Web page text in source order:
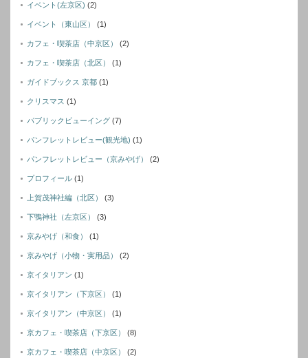
イベント(左京区) (2)
イベント（東山区） (1)
カフェ・喫茶店（中京区） (2)
カフェ・喫茶店（北区） (1)
ガイドブックス 京都 (1)
クリスマス (1)
パブリックビューイング (7)
パンフレットレビュー(観光地) (1)
パンフレットレビュー（京みやげ） (2)
プロフィール (1)
上賀茂神社編（北区） (3)
下鴨神社（左京区） (3)
京みやげ（和食） (1)
京みやげ（小物・実用品） (2)
京イタリアン (1)
京イタリアン（下京区） (1)
京イタリアン（中京区） (1)
京カフェ・喫茶店（下京区） (8)
京カフェ・喫茶店（中京区） (2)